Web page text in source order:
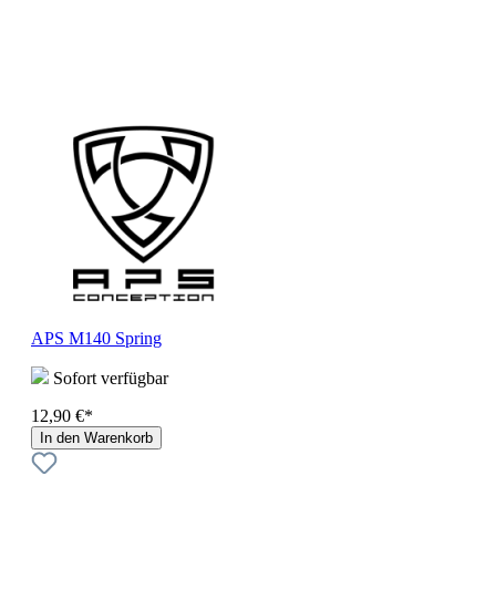
APS M140 Spring
Sofort verfügbar
12,90 €*
In den Warenkorb